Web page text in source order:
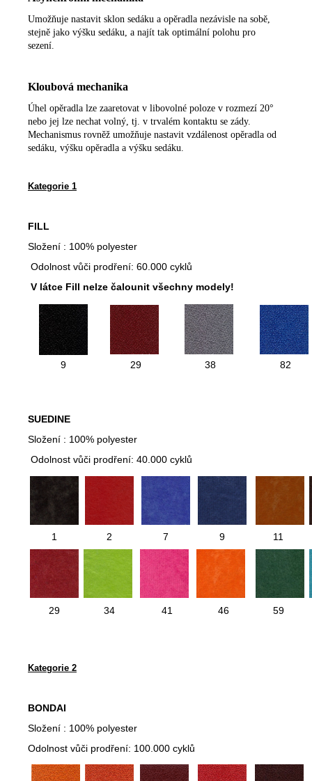
Umožňuje nastavit sklon sedáku a opěradla nezávisle na sobě,
stejně jako výšku sedáku, a najít tak optimální polohu pro
sezení.
Kloubová mechanika
Úhel opěradla lze zaaretovat v libovolné poloze v rozmezí 20°
nebo jej lze nechat volný, tj. v trvalém kontaktu se zády.
Mechanismus rovněž umožňuje nastavit vzdálenost opěradla od
sedáku, výšku opěradla a výšku sedáku.
Kategorie 1
FILL
Složení : 100% polyester
Odolnost vůči prodření: 60.000 cyklů
V látce Fill nelze čalounit všechny modely!
9 29 38 82
SUEDINE
Složení : 100% polyester
Odolnost vůči prodření: 40.000 cyklů
1 2 7 9 11
29 34 41 46 59
Kategorie 2
BONDAI
Složení : 100% polyester
Odolnost vůči prodření: 100.000 cyklů